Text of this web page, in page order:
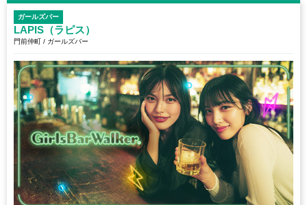
ガールズバー
LAPIS（ラピス）
門前仲町 / ガールズバー